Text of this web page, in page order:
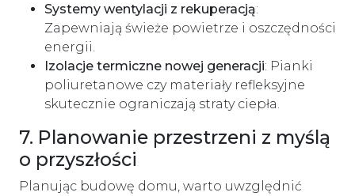
Systemy wentylacji z rekuperacją:
Zapewniają świeże powietrze i oszczędności
energii.
Izolacje termiczne nowej generacji: Pianki
poliuretanowe czy materiały refleksyjne
skutecznie ograniczają straty ciepła.
7. Planowanie przestrzeni z myślą
o przyszłości
Planując budowę domu, warto uwzględnić